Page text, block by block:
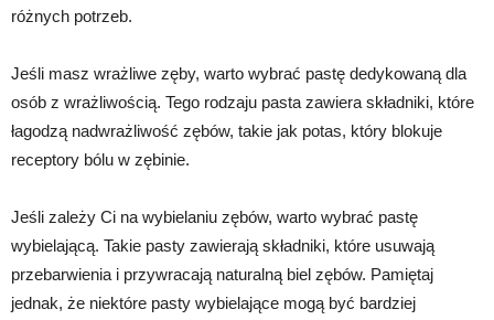
różnych potrzeb.
Jeśli masz wrażliwe zęby, warto wybrać pastę dedykowaną dla
osób z wrażliwością. Tego rodzaju pasta zawiera składniki, które
łagodzą nadwrażliwość zębów, takie jak potas, który blokuje
receptory bólu w zębinie.
Jeśli zależy Ci na wybielaniu zębów, warto wybrać pastę
wybielającą. Takie pasty zawierają składniki, które usuwają
przebarwienia i przywracają naturalną biel zębów. Pamiętaj
jednak, że niektóre pasty wybielające mogą być bardziej